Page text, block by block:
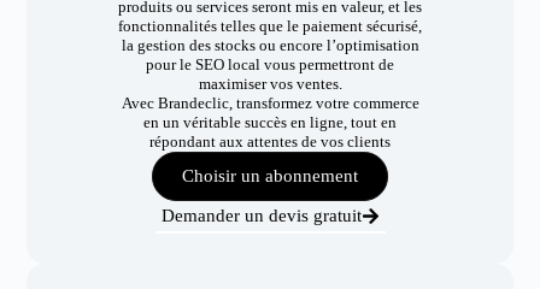
produits ou services seront mis en valeur, et les
fonctionnalités telles que le paiement sécurisé,
la gestion des stocks ou encore l’optimisation
pour le SEO local vous permettront de
maximiser vos ventes.
Avec Brandeclic, transformez votre commerce
en un véritable succès en ligne, tout en
répondant aux attentes de vos clients
Choisir un abonnement
Demander un devis gratuit